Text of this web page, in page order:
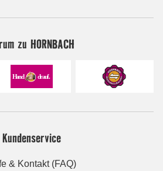
zu HORNBACH
Kundenservice
& Kontakt (FAQ)